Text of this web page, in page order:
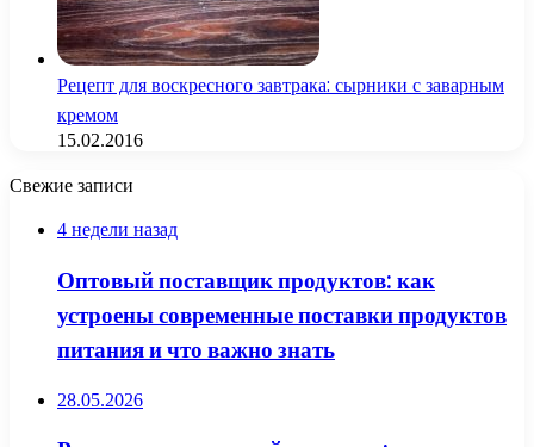
Рецепт для воскресного завтрака: сырники с заварным
кремом
15.02.2016
Свежие записи
4 недели назад
Оптовый поставщик продуктов: как
устроены современные поставки продуктов
питания и что важно знать
28.05.2026